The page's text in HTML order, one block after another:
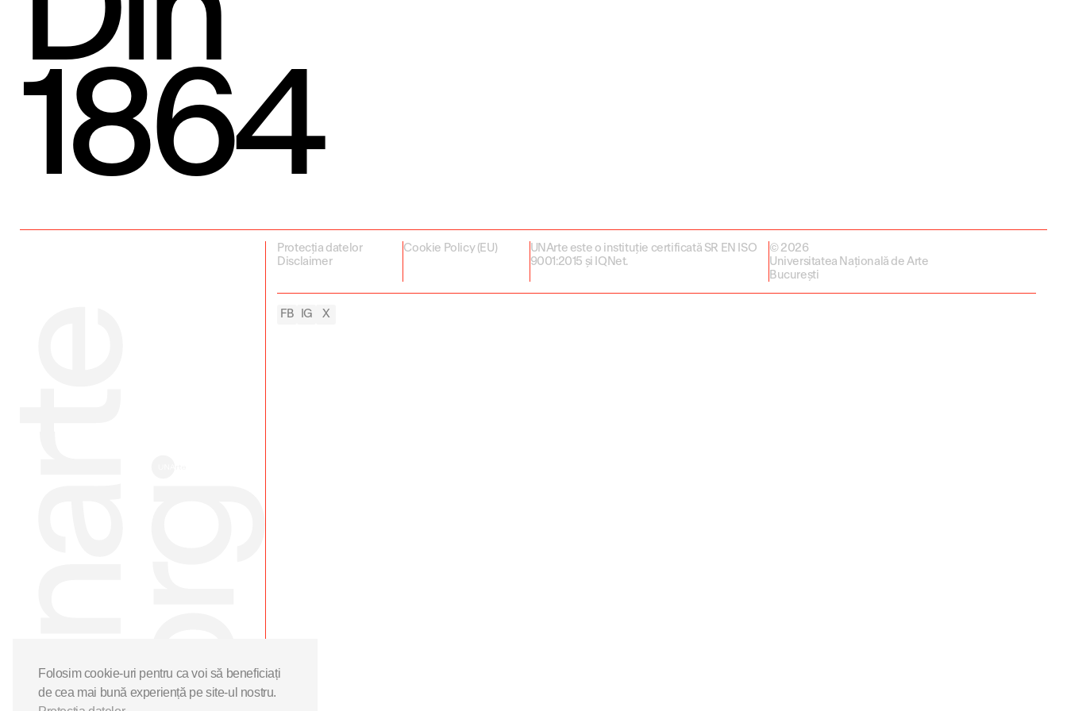
1864
Protecția datelor
Disclaimer
Cookie Policy (EU)
UNArte este o instituție certificată SR EN ISO
9001:2015 și IQNet.
© 2026
Universitatea Națională de Arte
București
FB IG X
Folosim cookie-uri pentru ca voi să beneficiați
de cea mai bună experiență pe site-ul nostru.